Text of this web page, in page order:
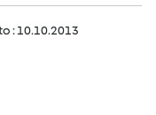
: 10.10.2013